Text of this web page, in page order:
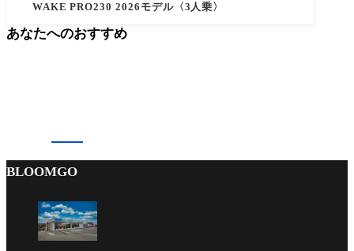
WAKE PRO230 2026モデル〈3人乗〉
あなたへのおすすめ
BLOOMGO